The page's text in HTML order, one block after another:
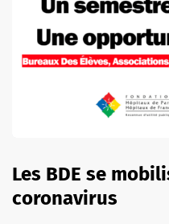
Les BDE se
coronavirus